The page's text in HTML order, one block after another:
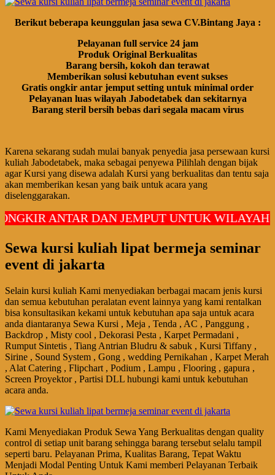
Berikut beberapa keunggulan jasa sewa CV.Bintang Jaya :
Pelayanan full service 24 jam
Produk Original Berkualitas
Barang bersih, kokoh dan terawat
Memberikan solusi kebutuhan event sukses
Gratis ongkir antar jemput setting untuk minimal order
Pelayanan luas wilayah Jabodetabek dan sekitarnya
Barang steril bersih bebas dari segala macam virus
Karena sekarang sudah mulai banyak penyedia jasa persewaan kursi
kuliah Jabodetabek, maka sebagai penyewa Pilihlah dengan bijak
agar Kursi yang disewa adalah Kursi yang berkualitas dan tentu saja
akan memberikan kesan yang baik untuk acara yang
diselenggarakan.
ANTAR DAN JEMPUT UNTUK WILAYAH
Sewa kursi kuliah lipat bermeja seminar
event di jakarta
Selain kursi kuliah Kami menyediakan berbagai macam jenis kursi
dan semua kebutuhan peralatan event lainnya yang kami rentalkan
bisa konsultasikan kekami untuk kebutuhan apa saja untuk acara
anda diantaranya Sewa Kursi , Meja , Tenda , AC , Panggung ,
Backdrop , Misty cool , Dekorasi Pesta , Karpet Permadani ,
Rumput Sintetis , Tiang Antrian Bludru & sabuk , Kursi Tiffany ,
Sirine , Sound System , Gong , wedding Pernikahan , Karpet Merah
, Alat Catering , Flipchart , Podium , Lampu , Flooring , gapura ,
Screen Proyektor , Partisi DLL hubungi kami untuk kebutuhan
acara anda.
Kami Menyediakan Produk Sewa Yang Berkualitas dengan quality
control di setiap unit barang sehingga barang tersebut selalu tampil
seperti baru. Pelayanan Prima, Kualitas Barang, Tepat Waktu
Menjadi Modal Penting Untuk Kami memberi Pelayanan Terbaik